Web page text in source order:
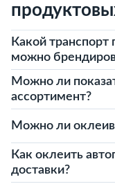
Какой транспорт
можно
Можно ли
ассортимент?
Можно ли
Как оклеить
доставки?